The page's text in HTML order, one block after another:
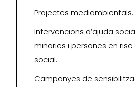
Projectes mediambientals.
Intervencions d’ajuda
minories i persones en risc
social.
Campanyes de